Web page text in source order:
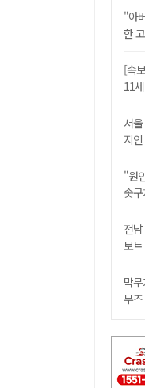
"아
한
[속
11
서
지
"원
솟
전
보
막
무